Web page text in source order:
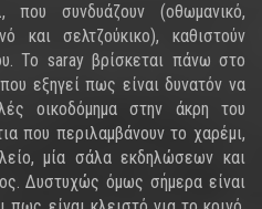
συνδυάζουν (οθωμανικό,
και σελτζούκικο), καθιστούν
Το saray βρίσκεται πάνω στο
εξηγεί πως είναι δυνατόν να
οικοδόμημα στην άκρη του
που περιλαμβάνουν το χαρέμι,
μία σάλα εκδηλώσεων και
Δυστυχώς όμως σήμερα είναι